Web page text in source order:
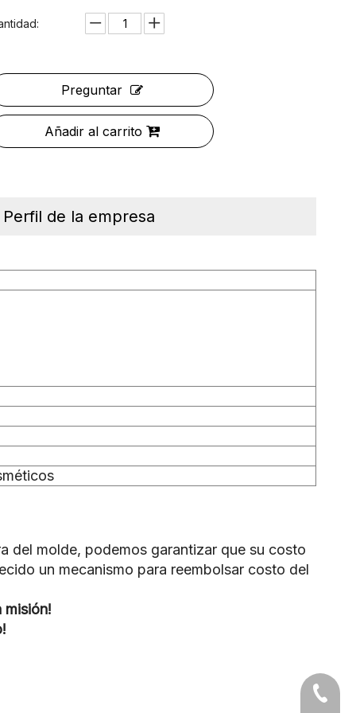
Preguntar
Añadir al carrito
Perfil de la empresa
del molde, podemos garantizar que su costo
un mecanismo para reembolsar costo del
misión!
+86-